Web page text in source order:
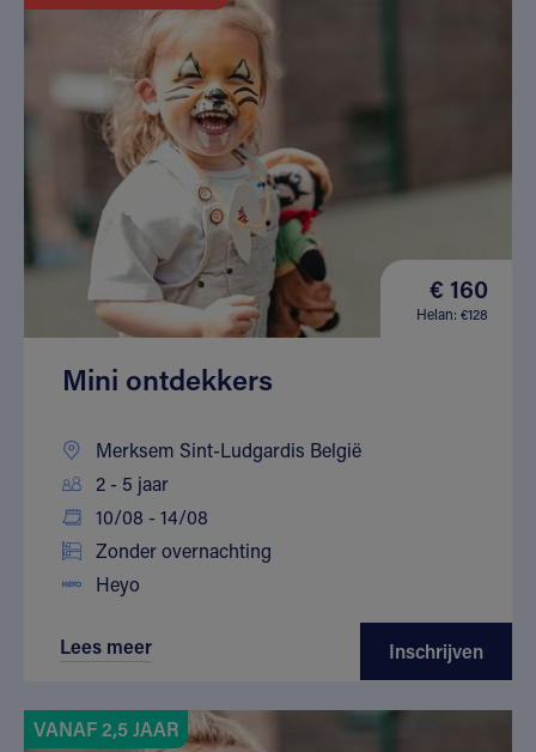
€ 160
Helan: €128
Mini ontdekkers
Merksem Sint-Ludgardis België
2 - 5 jaar
10/08 - 14/08
Zonder overnachting
Heyo
Lees meer Inschrijven
VANAF 2,5 JAAR